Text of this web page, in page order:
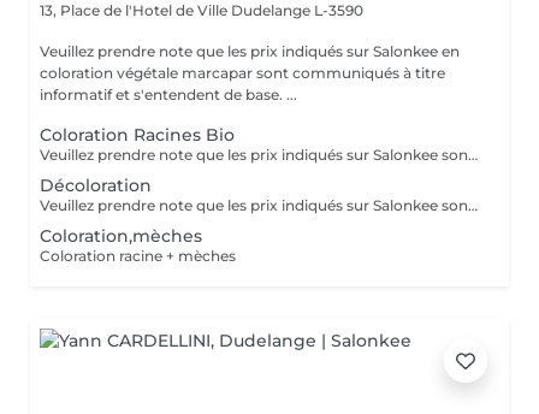
13, Place de l'Hotel de Ville Dudelange L-3590
Veuillez prendre note que les prix indiqués sur Salonkee en
coloration végétale marcapar sont communiqués à titre
informatif et s'entendent de base. ...
Coloration Racines Bio
Veuillez prendre note que les prix indiqués sur Salonkee sont communiqués à titre informatif et s'entendent de base. Ces derniers sont susceptibles de varier selon le diagnostic réalisé à votre arrivée au salon et l'expertise du professionnel à qui vous confiez votre beauté. Dans tous les cas, un devis précis vous sera proposé et toutes réalisations de prestations seront effectuées avec votre accord. Un grand merci d'avance pour votre compréhension. Au plaisir de vous recevoir très vite.
Décoloration
Veuillez prendre note que les prix indiqués sur Salonkee sont communiqués à titre informatif et s'entendent de base. Ces derniers sont susceptibles de varier selon le diagnostic réalisé à votre arrivée au salon et l'expertise du professionnel à qui vous confiez votre beauté. Dans tous les cas, un devis précis vous sera proposé et toutes réalisations de prestations seront effectuées avec votre accord. Un grand merci d'avance pour votre compréhension. Au plaisir de vous recevoir très vite.
Coloration,mèches
Coloration racine + mèches